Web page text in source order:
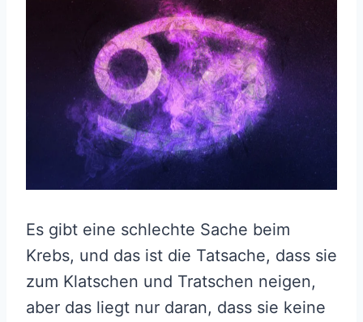
Es gibt eine schlechte Sache beim
Krebs, und das ist die Tatsache, dass sie
zum Klatschen und Tratschen neigen,
aber das liegt nur daran, dass sie keine